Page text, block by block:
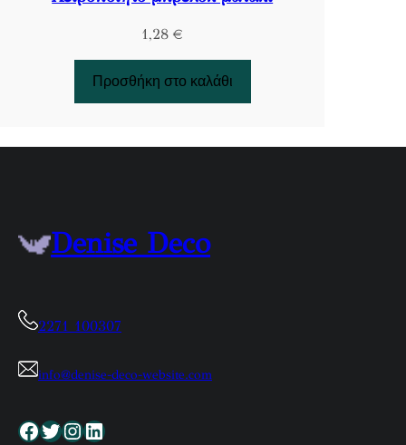
1,28 €
Προσθήκη στο καλάθι
Denise Deco
2271 100307
info@denise-deco-website.com
Facebook Twitter InstagramLinkedin